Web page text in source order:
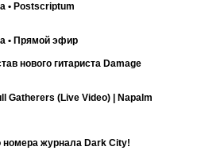
• Postscriptum
• Прямой эфир
нового гитариста Damage
Gatherers (Live Video) | Napalm
номера журнала Dark City!